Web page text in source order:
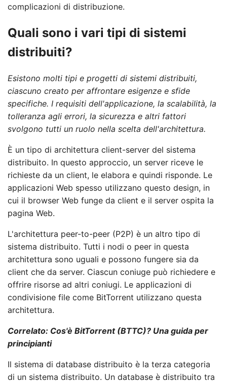
complicazioni di distribuzione.
Quali sono i vari tipi di sistemi
distribuiti?
Esistono molti tipi e progetti di sistemi distribuiti,
ciascuno creato per affrontare esigenze e sfide
specifiche. I requisiti dell'applicazione, la scalabilità, la
tolleranza agli errori, la sicurezza e altri fattori
svolgono tutti un ruolo nella scelta dell'architettura.
È un tipo di architettura client-server del sistema
distribuito. In questo approccio, un server riceve le
richieste da un client, le elabora e quindi risponde. Le
applicazioni Web spesso utilizzano questo design, in
cui il browser Web funge da client e il server ospita la
pagina Web.
L'architettura peer-to-peer (P2P) è un altro tipo di
sistema distribuito. Tutti i nodi o peer in questa
architettura sono uguali e possono fungere sia da
client che da server. Ciascun coniuge può richiedere e
offrire risorse ad altri coniugi. Le applicazioni di
condivisione file come BitTorrent utilizzano questa
architettura.
Correlato: Cos'è BitTorrent (BTTC)? Una guida per
principianti
Il sistema di database distribuito è la terza categoria
di un sistema distribuito. Un database è distribuito tra